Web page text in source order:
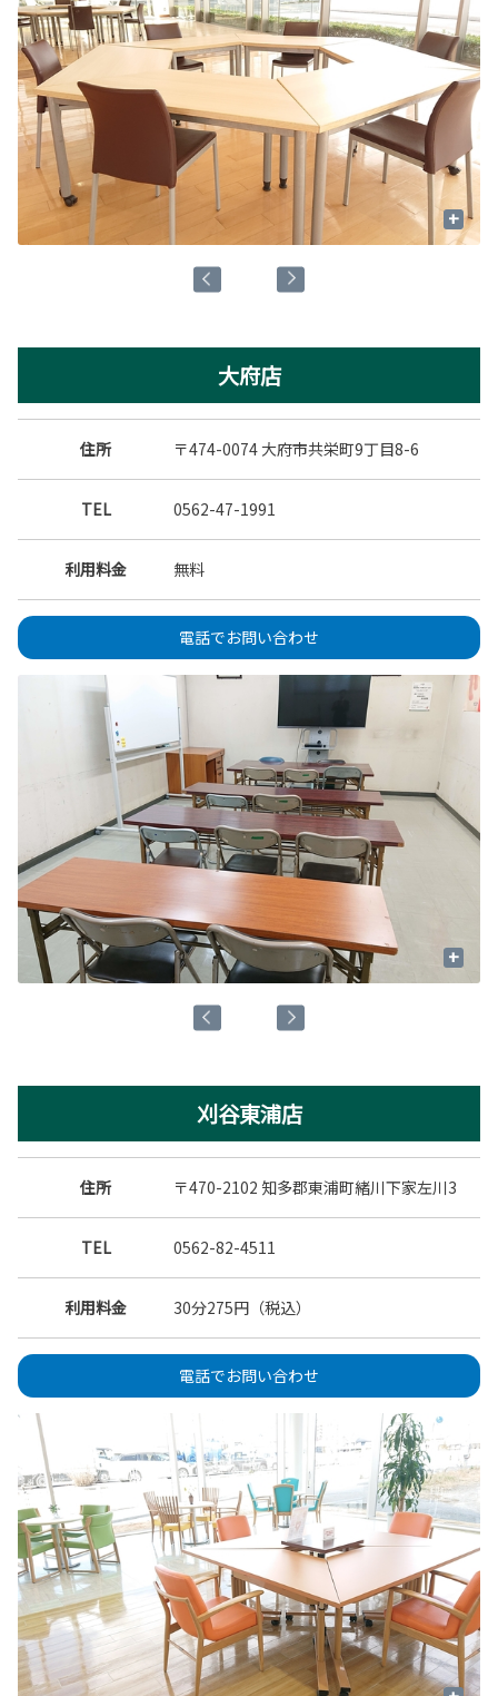
+
大府店
住所 〒474-0074 大府市共栄町9丁目8-6
TEL 0562-47-1991
利用料金 無料
電話でお問い合わせ
+
刈谷東浦店
住所 〒470-2102 知多郡東浦町緒川下家左川3
TEL 0562-82-4511
利用料金 30分275円（税込）
電話でお問い合わせ